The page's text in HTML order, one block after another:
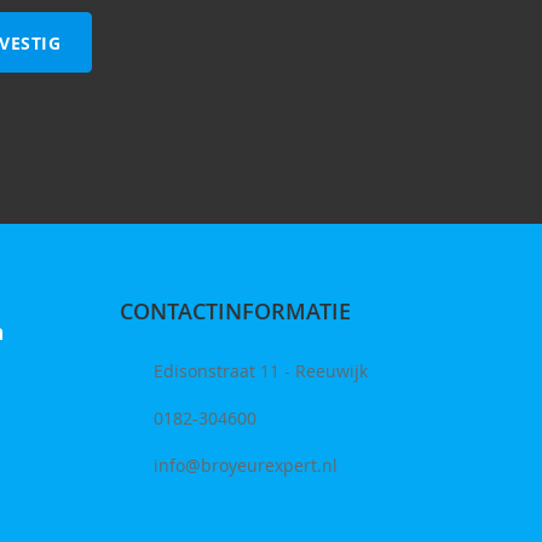
CONTACTINFORMATIE
Edisonstraat 11 - Reeuwijk
0182-304600
info@broyeurexpert.nl